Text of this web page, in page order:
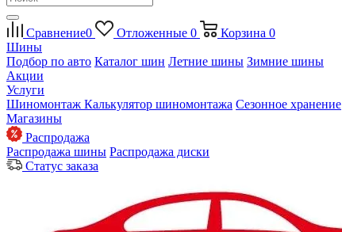
Сравнение0 Отложенные 0 Корзина 0
Шины
Подбор по авто Каталог шин Летние шины Зимние шины
Акции
Услуги
Шиномонтаж Калькулятор шиномонтажа Сезонное хранение
Магазины
Распродажа
Распродажа шины Распродажа диски
Статус заказа